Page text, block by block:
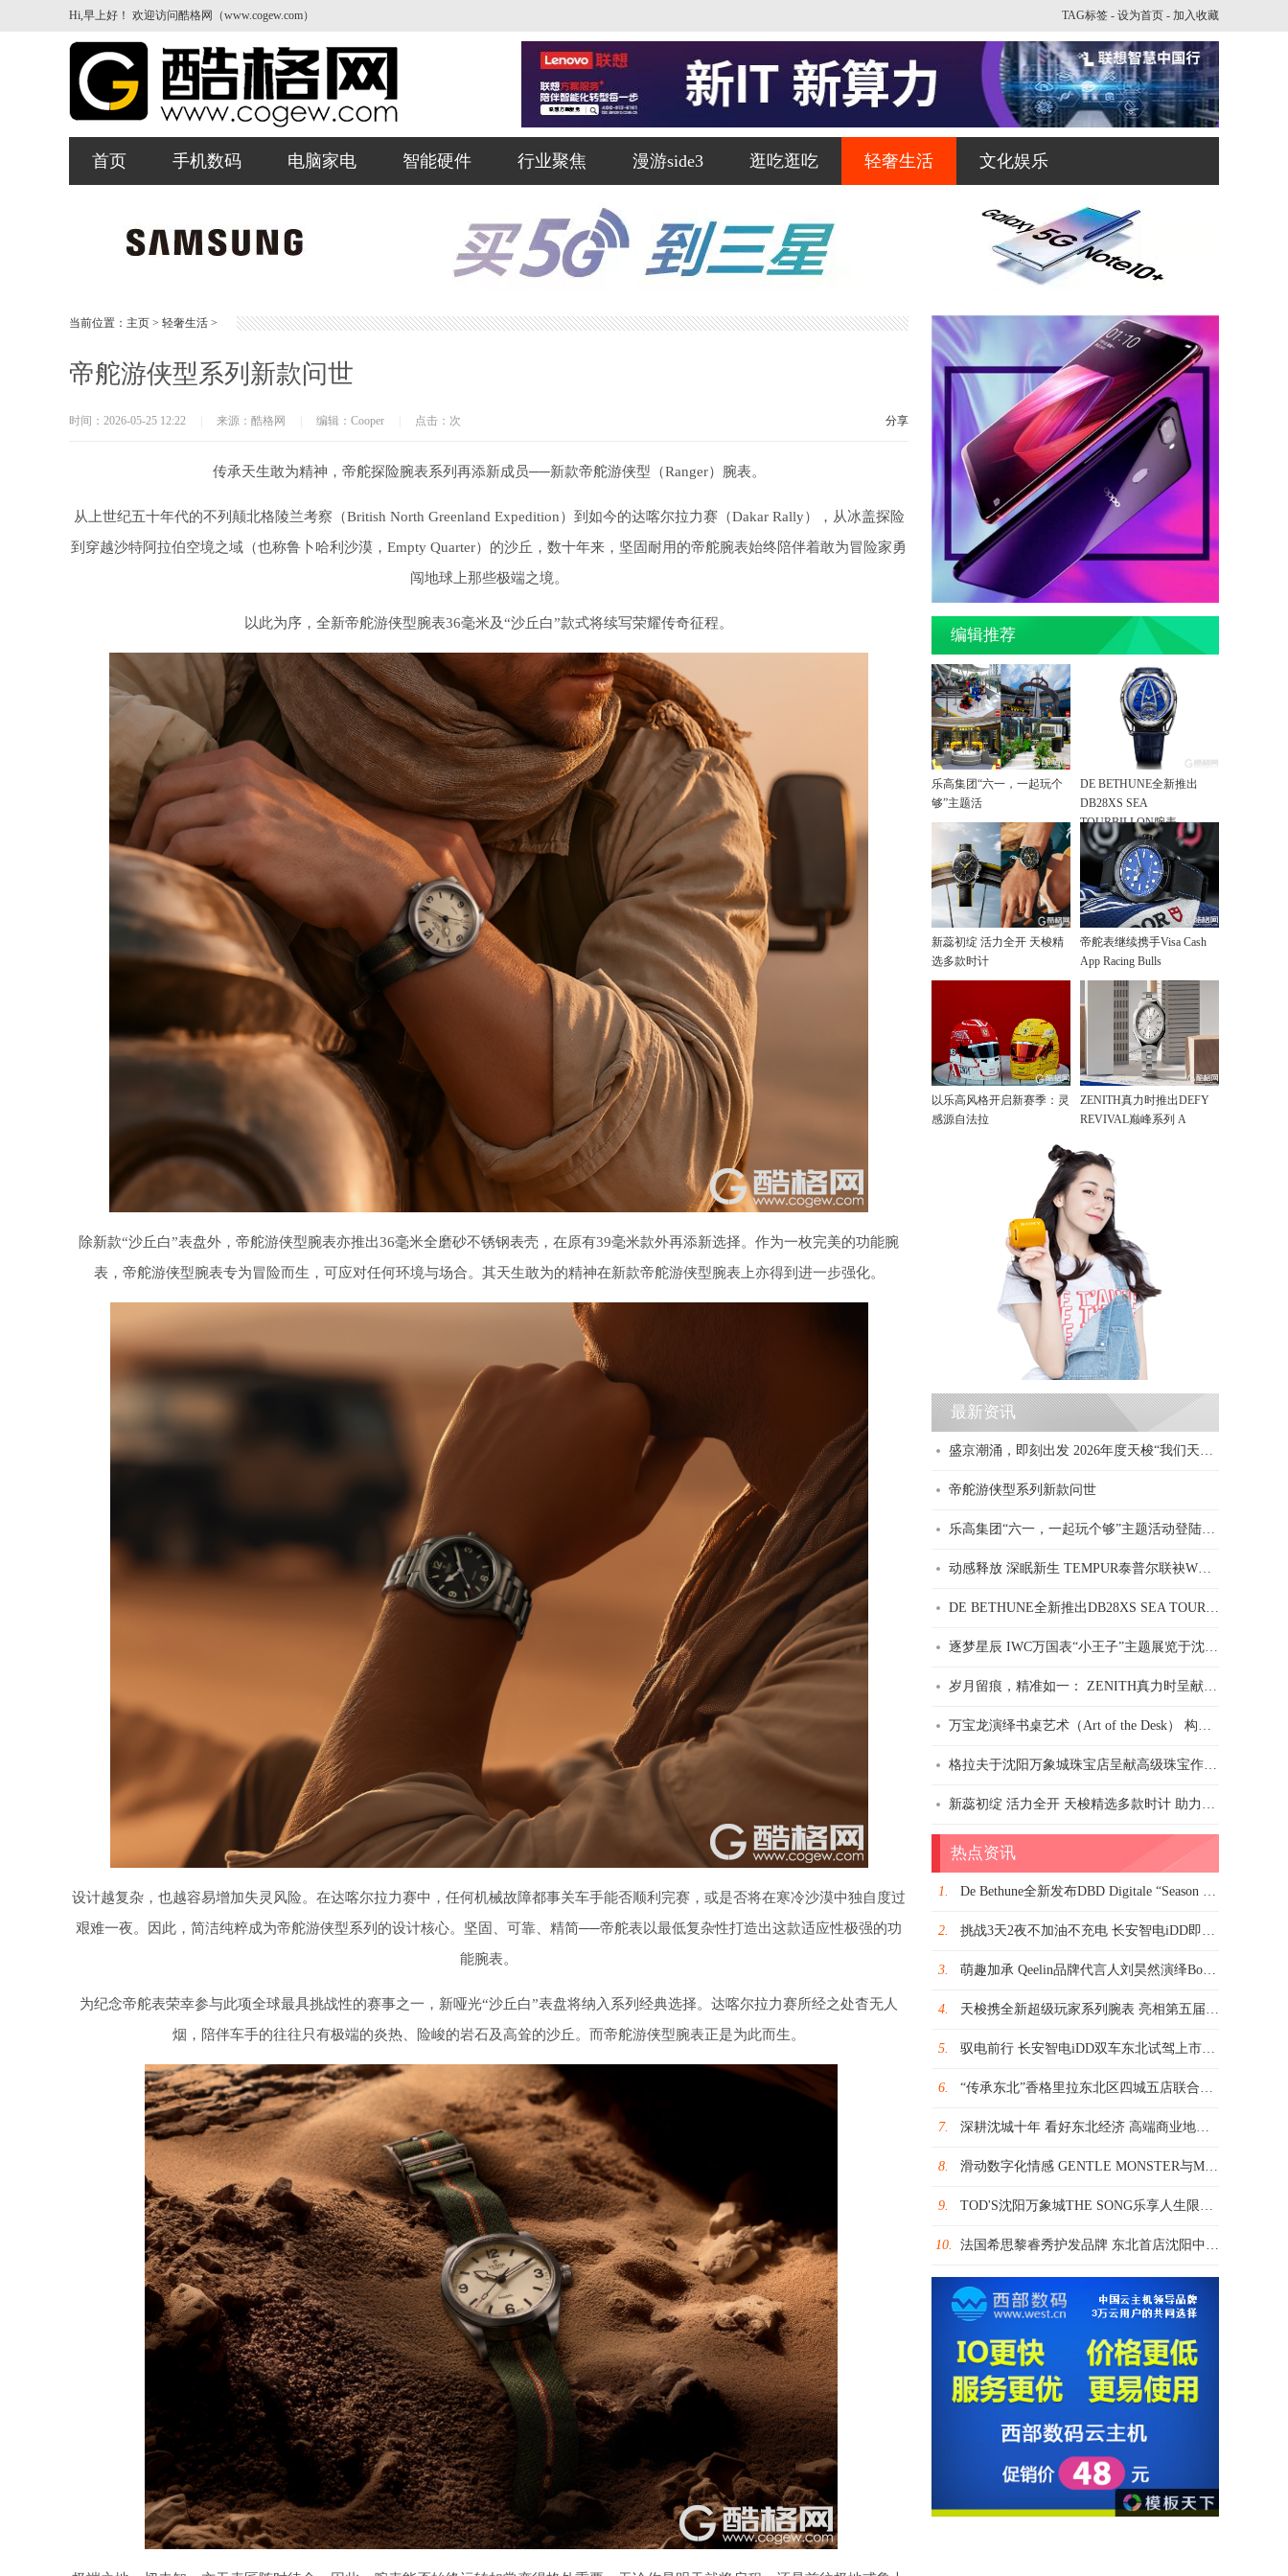
TAG标签 - 设为首页 - 加入收藏
Hi,早上好！ 欢迎访问酷格网（www.cogew.com）
首页 手机数码 电脑家电 智能硬件 行业聚焦 漫游side3 逛吃逛吃 轻奢生活 文化娱乐
当前位置： 主页 > 轻奢生活 >
帝舵游侠型系列新款问世
时间：2026-05-25 12:22 来源：酷格网 编辑：Cooper 点击： 次 分享
传承天生敢为精神，帝舵探险腕表系列再添新成员──新款帝舵游侠型（Ranger）腕表。
从上世纪五十年代的不列颠北格陵兰考察（British North Greenland Expedition）到如今的达喀尔拉力赛（Dakar Rally），从冰盖探险
到穿越沙特阿拉伯空境之域（也称鲁卜哈利沙漠，Empty Quarter）的沙丘，数十年来，坚固耐用的帝舵腕表始终陪伴着敢为冒险家勇
闯地球上那些极端之境。
以此为序，全新帝舵游侠型腕表36毫米及“沙丘白”款式将续写荣耀传奇征程。
除新款“沙丘白”表盘外，帝舵游侠型腕表亦推出36毫米全磨砂不锈钢表壳，在原有39毫米款外再添新选择。作为一枚完美的功能腕
表，帝舵游侠型腕表专为冒险而生，可应对任何环境与场合。其天生敢为的精神在新款帝舵游侠型腕表上亦得到进一步强化。
设计越复杂，也越容易增加失灵风险。在达喀尔拉力赛中，任何机械故障都事关车手能否顺利完赛，或是否将在寒冷沙漠中独自度过
艰难一夜。因此，简洁纯粹成为帝舵游侠型系列的设计核心。坚固、可靠、精简──帝舵表以最低复杂性打造出这款适应性极强的功
能腕表。
为纪念帝舵表荣幸参与此项全球最具挑战性的赛事之一，新哑光“沙丘白”表盘将纳入系列经典选择。达喀尔拉力赛所经之处杳无人
烟，陪伴车手的往往只有极端的炎热、险峻的岩石及高耸的沙丘。而帝舵游侠型腕表正是为此而生。
编辑推荐
乐高集团“六一，一起玩个
够”主题活
DE BETHUNE全新推出
DB28XS SEA
TOURBILLON腕表
新蕊初绽 活力全开 天梭精
选多款时计
帝舵表继续携手Visa Cash
App Racing Bulls
以乐高风格开启新赛季：灵
感源自法拉
ZENITH真力时推出DEFY
REVIVAL巅峰系列 A
最新资讯
盛京潮涌，即刻出发 2026年度天梭“我们天生一队”城市骑行活动第三站于沈阳圆满完成
帝舵游侠型系列新款问世
乐高集团“六一，一起玩个够”主题活动登陆广州，邀请更多人在玩乐中探索热爱与更多可能
动感释放 深眠新生 TEMPUR泰普尔联袂WHYTEWOOLF韦德伍斯健身 于沈阳开启智能睡眠新风尚体验
DE BETHUNE全新推出DB28XS SEA TOURBILLON腕表
逐梦星辰 IWC万国表“小王子”主题展览于沈阳正式揭幕
岁月留痕，精准如一： ZENITH真力时呈献CHRONOMASTER REVIVAL 旗舰系列 A384复刻版腕表
万宝龙演绎书桌艺术（Art of the Desk） 构建个性化书写文化与灵感空间
格拉夫于沈阳万象城珠宝店呈献高级珠宝作品 探索瑰丽杰作，续写名钻传奇
新蕊初绽 活力全开 天梭精选多款时计 助力唤醒春日运动脉搏
热点资讯
1. De Bethune全新发布DBD Digitale “Season 2”腕表
2. 挑战3天2夜不加油不充电 长安智电iDD即将寻春启程
3. 萌趣加承 Qeelin品牌代言人刘昊然演绎Bo Bo 系列
4. 天梭携全新超级玩家系列腕表 亮相第五届中国国际进口博览会
5. 驭电前行 长安智电iDD双车东北试驾上市发布
6. “传承东北”香格里拉东北区四城五店联合奉上烹饪大师巡演美馔盛宴
7. 深耕沈城十年 看好东北经济 高端商业地产推动沈阳消费经济可持续发展——专访沈阳市府恒隆广场总经理施奕
8. 滑动数字化情感 GENTLE MONSTER与MONCLER推出限量合作系列
9. TOD'S沈阳万象城THE SONG乐享人生限时展盛大开幕 刘诗诗优雅聆听意式乐章
10. 法国希思黎睿秀护发品牌 东北首店沈阳中兴Hair Rituel专柜簇新启幕 护发如护肤 引领当代护发理念新风潮